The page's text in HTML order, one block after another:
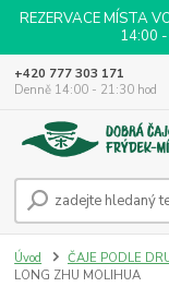
REZERVACE MÍSTA
14:00
+420 777 303 171
Denně 14:00 - 21:30 hod
Úvod ČAJE PODLE
LONG ZHU MOLIHUA